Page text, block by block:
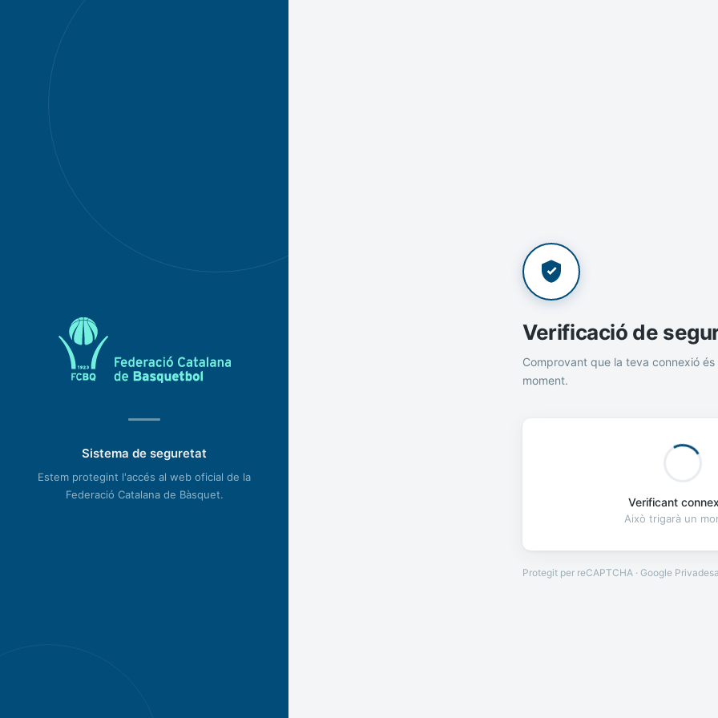
Sistema de seguretat
Estem protegint l'accés al web oficial de la
Federació Catalana de Bàsquet.
Verificació de
Comprovant que la teva connexió és
moment.
Verificant
Això trigarà un
Protegit per reCAPTCHA · Google Privadesa